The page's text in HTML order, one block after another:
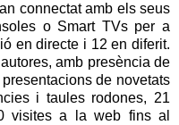
connectat amb els seus
o Smart TVs per a
en directe i 12 en diferit.
amb presència de
de novetats
i taules rodones, 21
visites a la web fins al